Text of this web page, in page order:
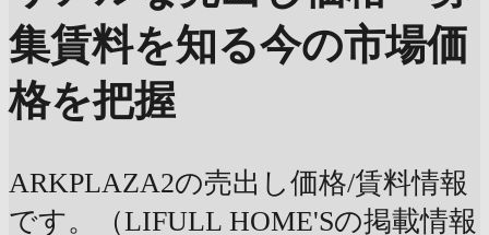
集賃料を知る今の市場価
格を把握
ARKPLAZA2の売出し価格/賃料情報
です。（LIFULL HOME'Sの掲載情報